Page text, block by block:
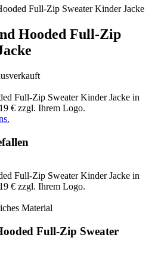
Full-Zip Sweater Kinder Jacke
Hooded Full-Zip
Material
Full-Zip Sweater